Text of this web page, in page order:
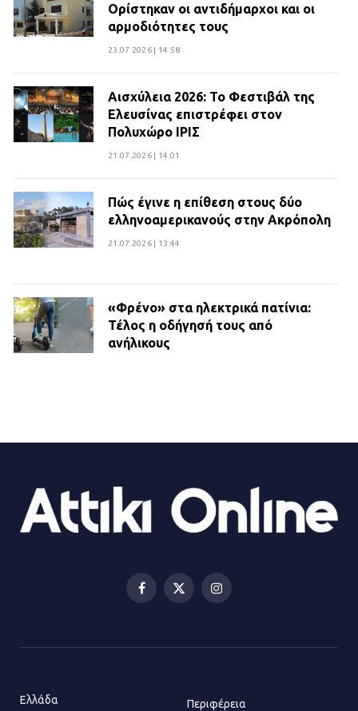
Ορίστηκαν οι αντιδήμαρχοι και οι
αρμοδιότητες τους
23.07.2026 | 14:58
Αισχύλεια 2026: Το Φεστιβάλ της
Ελευσίνας επιστρέφει στον
Πολυχώρο ΙΡΙΣ
21.07.2026 | 14:01
Πώς έγινε η επίθεση στους δύο
ελληνοαμερικανούς στην Ακρόπολη
21.07.2026 | 13:44
«Φρένο» στα ηλεκτρικά πατίνια:
Τέλος η οδήγησή τους από
ανήλικους
Βριλήσσια: Αυτοκίνητο έσπασε
τζαμαρία και μπήκε μέσα σε μαγαζί
Facebook
X
Instagram
Ελλάδα Περιφέρεια